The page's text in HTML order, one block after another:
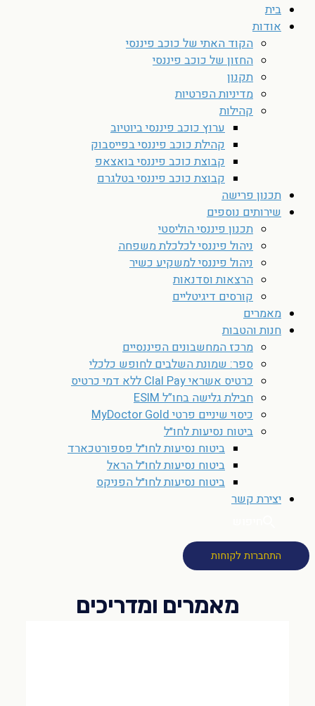
בית
אודות
הקוד האתי של כוכב פיננסי
החזון של כוכב פיננסי
תקנון
מדיניות הפרטיות
קהילות
ערוץ כוכב פיננסי ביוטיוב
קהילת כוכב פיננסי בפייסבוק
קבוצת כוכב פיננסי בואצאפ
קבוצת כוכב פיננסי בטלגרם
תכנון פרישה
שירותים נוספים
תכנון פיננסי הוליסטי
ניהול פיננסי לכלכלת משפחה
ניהול פיננסי למשקיע כשיר
הרצאות וסדנאות
קורסים דיגיטליים
מאמרים
חנות והטבות
מרכז המחשבונים הפיננסיים
ספר: שמונת השלבים לחופש כלכלי
כרטיס אשראי Clal Pay ללא דמי כרטיס
חבילת גלישה בחו”ל ESIM
כיסוי שיניים פרטי MyDoctor Gold
ביטוח נסיעות לחו״ל
ביטוח נסיעות לחו״ל פספורטכארד
ביטוח נסיעות לחו״ל הראל
ביטוח נסיעות לחו״ל הפניקס
יצירת קשר
התחברות לקוחות